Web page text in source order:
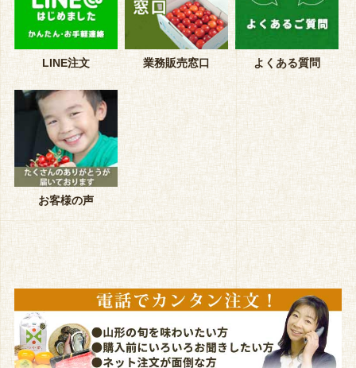
LINE注文 業務販売窓口 よくある質問
お客様の声